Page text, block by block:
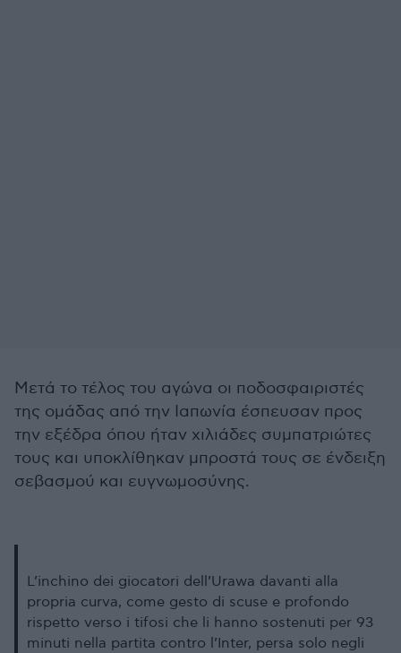
Μετά το τέλος του αγώνα οι ποδοσφαιριστές
της ομάδας από την Ιαπωνία έσπευσαν προς
την εξέδρα όπου ήταν χιλιάδες συμπατριώτες
τους και υποκλίθηκαν μπροστά τους σε ένδειξη
σεβασμού και ευγνωμοσύνης.
L’inchino dei giocatori dell’Urawa davanti alla
propria curva, come gesto di scuse e profondo
rispetto verso i tifosi che li hanno sostenuti per 93
minuti nella partita contro l’Inter, persa solo negli